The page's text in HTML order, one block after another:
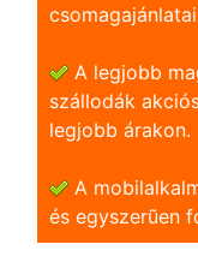
A legjobb
szállodák
legjobb árakon.
A
és egyszerũen